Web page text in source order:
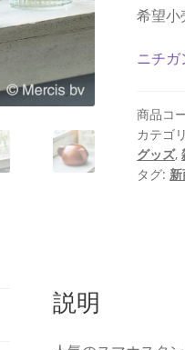
希望小
ニチ
商品コ
カテゴ
グッズ,
タグ:
説明